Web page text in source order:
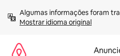
para
Mostrar idioma original